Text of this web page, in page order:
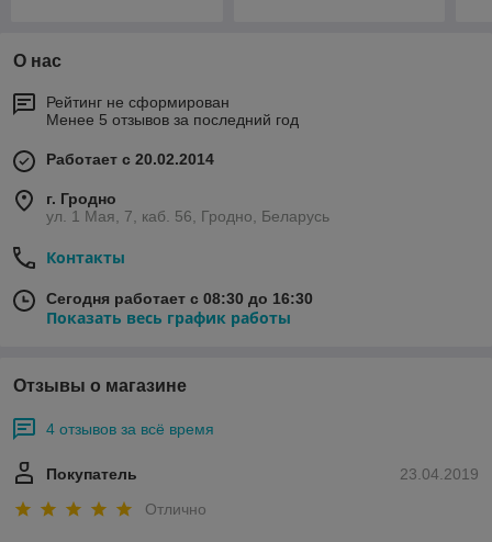
О нас
Рейтинг не сформирован
Менее 5 отзывов за последний год
Работает с 20.02.2014
г. Гродно
ул. 1 Мая, 7, каб. 56, Гродно, Беларусь
Контакты
Сегодня работает с 08:30 до 16:30
Показать весь график работы
Отзывы о магазине
4 отзывов за всё время
23.04.2019
Покупатель
Отлично